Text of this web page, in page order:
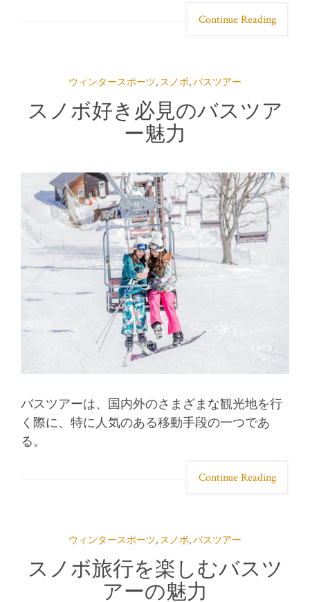
Continue Reading
ウィンタースポーツ, スノボ,バスツアー
スノボ好き必見のバスツア
ー魅力
バスツアーは、国内外のさまざまな観光地を行
く際に、特に人気のある移動手段の一つであ
る。
Continue Reading
ウィンタースポーツ, スノボ,バスツアー
スノボ旅行を楽しむバスツ
アーの魅力